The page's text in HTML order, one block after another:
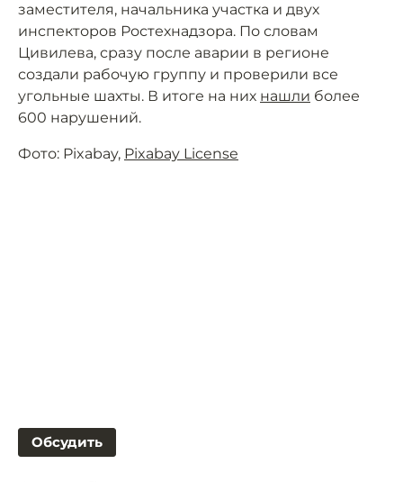
заместителя, начальника участка и двух
инспекторов Ростехнадзора. По словам
Цивилева, сразу после аварии в регионе
создали рабочую группу и проверили все
угольные шахты. В итоге на них нашли более
600 нарушений.
Фото: Pixabay, Pixabay License
Обсудить